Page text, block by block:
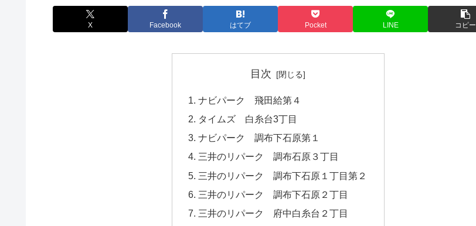
X Facebook はてブ Pocket LINE コピー
目次
ナビパーク 飛田給第４
タイムズ 白糸台3丁目
ナビパーク 調布下石原第１
三井のリパーク 調布石原３丁目
三井のリパーク 調布下石原１丁目第２
三井のリパーク 調布下石原２丁目
三井のリパーク 府中白糸台２丁目